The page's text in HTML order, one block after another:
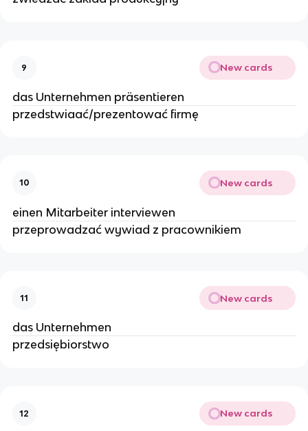
9 New cards
das Unternehmen präsentieren
przedstwiaać/prezentować firmę
10 New cards
einen Mitarbeiter interviewen
przeprowadzać wywiad z pracownikiem
11 New cards
das Unternehmen
przedsiębiorstwo
12 New cards